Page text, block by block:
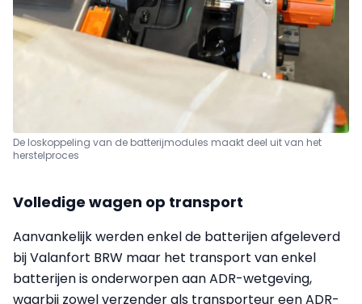
De loskoppeling van de batterijmodules maakt deel uit van het
herstelproces
Volledige wagen op transport
Aanvankelijk werden enkel de batterijen afgeleverd
bij Valanfort BRW maar het transport van enkel
batterijen is onderworpen aan ADR-wetgeving,
waarbij zowel verzender als transporteur een ADR-